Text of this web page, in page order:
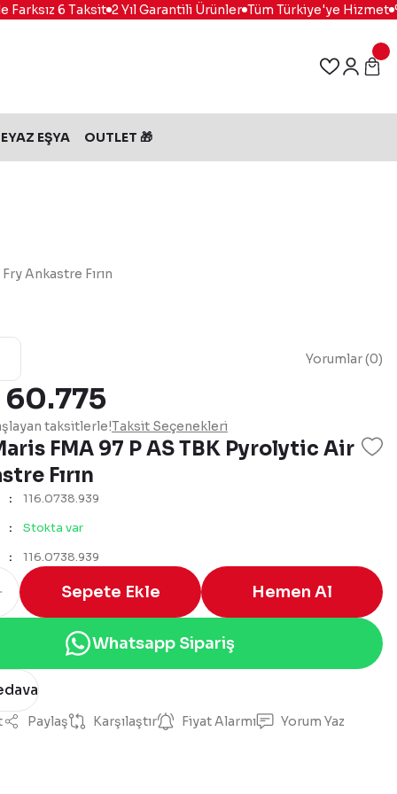
6 Taksit 2 Yıl Garantili Ürünler Tüm Türkiye'ye Hizmet
EŞYA OUTLET 🎁
Ankastre Fırın
Yorumlar (0)
FMA 97 P AS TBK Pyrolytic Air
Fırın
60.775
taksitlerle!Taksit Seçenekleri
116.0738.939
Stokta var
116.0738.939
Sepete Ekle Hemen Al
Whatsapp Sipariş
Paylaş Karşılaştır Fiyat Alarmı Yorum Yaz